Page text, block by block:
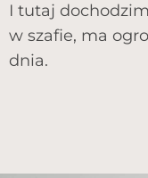
I tutaj
w szafie, ma
dnia.